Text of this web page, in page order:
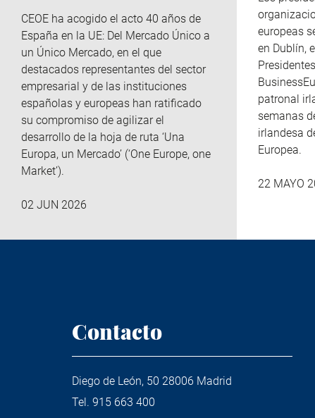
CEOE ha acogido el acto 40 años de
España en la UE: Del Mercado Único a
un Único Mercado, en el que
destacados representantes del sector
empresarial y de las instituciones
españolas y europeas han ratificado
su compromiso de agilizar el
desarrollo de la hoja de ruta ‘Una
Europa, un Mercado’ (‘One Europe, one
Market’).
02 JUN 2026
europeas
en Dublín,
patronal
semanas
irlandesa
Europea.
22 MAYO
Contacto
Diego de León, 50 28006 Madrid
Tel. 915 663 400